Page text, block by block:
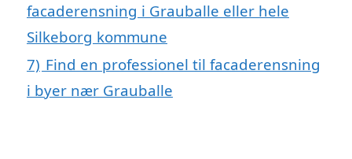
facaderensning i Grauballe eller hele
Silkeborg kommune
7) Find en professionel til facaderensning
i byer nær Grauballe